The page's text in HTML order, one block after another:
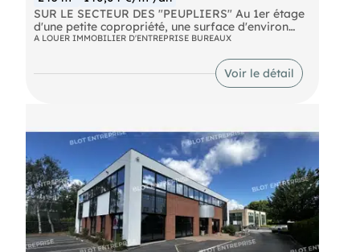
SUR LE SECTEUR DES "PEUPLIERS" Au 1er étage
d'une petite copropriété, une surface d'environ
245 m² comprenant: . 1 accueil . 1 open-space . 2
parties communes Et 10 places de stationnement
privatives Beaux espaces, plateau lumineux Les
informations sur les risques naturels, miniers, ou
A LOUER IMMOBILIER D'ENTREPRISE BUREAUX
Voir le détail